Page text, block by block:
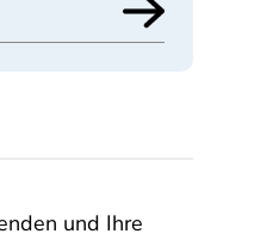
und Ihre